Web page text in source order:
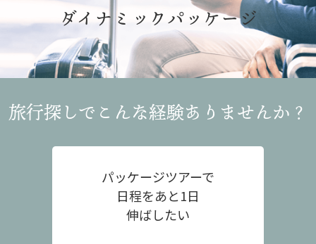
ダイナミックパッケージ
旅行探しでこんな経験ありませんか？
パッケージツアーで
日程をあと1日
伸ばしたい